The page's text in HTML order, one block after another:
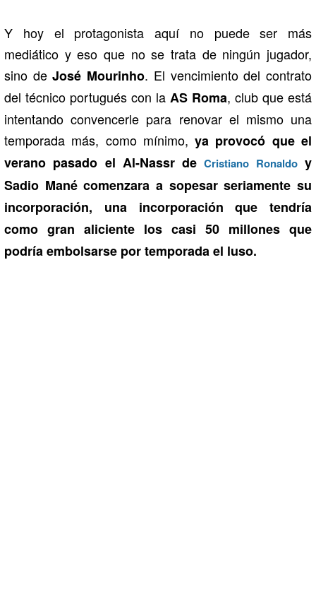
Y hoy el protagonista aquí no puede ser más
mediático y eso que no se trata de ningún jugador,
sino deJosé Mourinho. El vencimiento del contrato
del técnico portugués con la AS Roma, club que está
intentando convencerle para renovar el mismo una
temporada más, como mínimo,ya provocó que el
verano pasado el Al-Nassr deCristiano Ronaldoy
Sadio Mané comenzara a sopesar seriamente su
incorporación, una incorporación que tendría
como gran aliciente los casi 50 millones que
podría embolsarse por temporada el luso.